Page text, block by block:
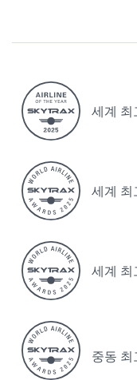
세계 최
세계 최
세계 최
중동 최